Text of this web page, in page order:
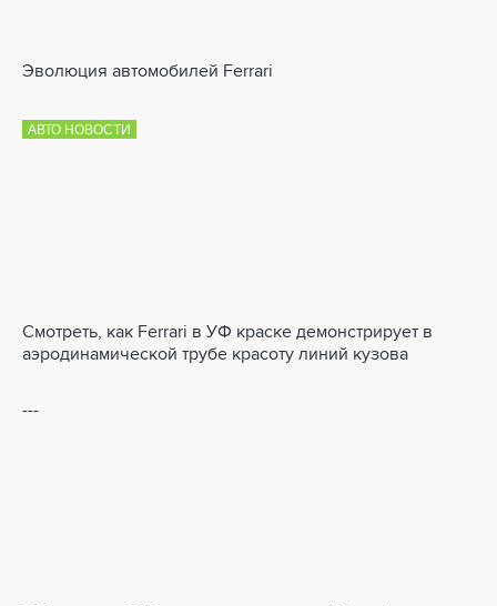
Эволюция автомобилей Ferrari
АВТО НОВОСТИ
Смотреть, как Ferrari в УФ краске демонстрирует в
аэродинамической трубе красоту линий кузова
---